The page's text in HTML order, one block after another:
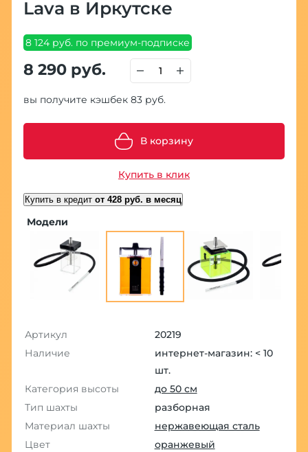
Lava в Иркутске
8 124 руб. по премиум-подписке
8 290 руб.
вы получите кэшбек 83 руб.
В корзину
Купить в клик
Купить в кредит от 428 руб. в месяц
Модели
Артикул
20219
Наличие
интернет-магазин: < 10
шт.
Категория высоты
до 50 см
Тип шахты
разборная
Материал шахты
нержавеющая сталь
Цвет
оранжевый